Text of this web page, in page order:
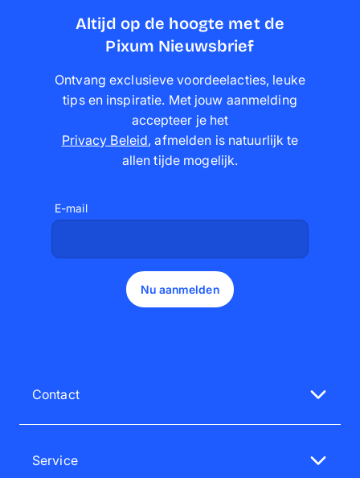
Altijd op de hoogte met de
Pixum Nieuwsbrief
Ontvang exclusieve voordeelacties, leuke
tips en inspiratie. Met jouw aanmelding
accepteer je het
Privacy Beleid,afmelden is natuurlijk te
allen tijde mogelijk.
E-mail
Nu aanmelden
Contact
Neem contact op met onze klantenservice
015 57 00 73
Service